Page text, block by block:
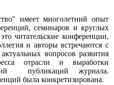
имеет многолетний опыт
семинаров и круглых
читательские конференции,
и авторы встречаются с
вопросов развития
отрасли и выработки
публикаций журнала.
была конкретизирована.